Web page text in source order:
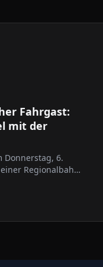
Fahrgast:
mit der
Donnerstag, 6.
Regionalbahn
mutmaßlich